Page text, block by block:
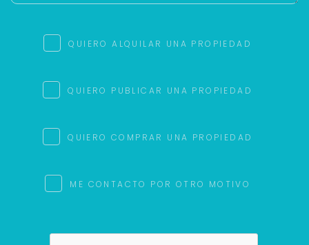
QUIERO ALQUILAR UNA PROPIEDAD
QUIERO PUBLICAR UNA PROPIEDAD
QUIERO COMPRAR UNA PROPIEDAD
ME CONTACTO POR OTRO MOTIVO